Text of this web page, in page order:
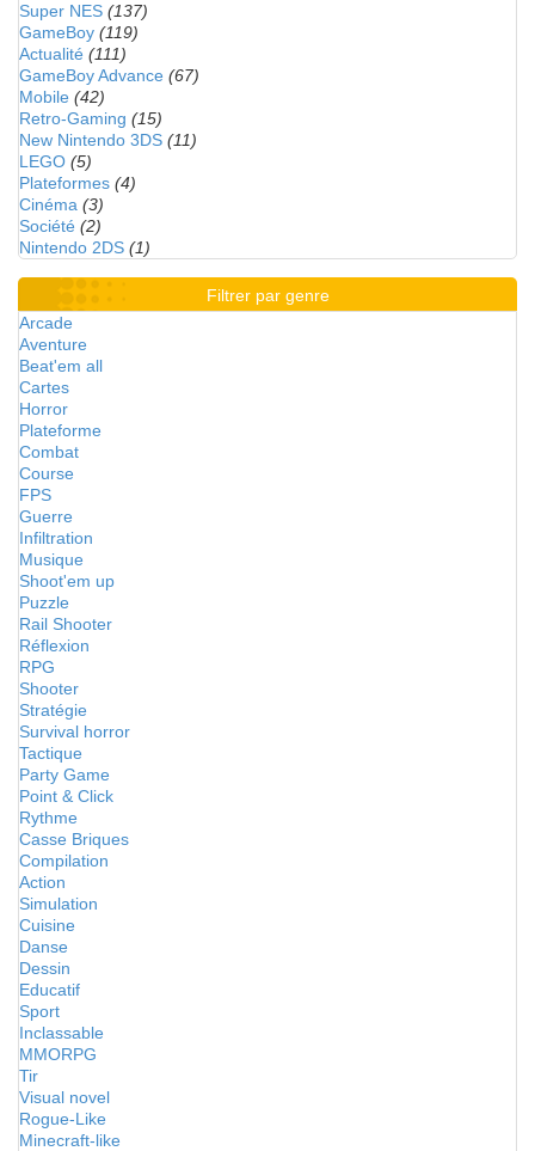
Super NES (137)
GameBoy (119)
Actualité (111)
GameBoy Advance (67)
Mobile (42)
Retro-Gaming (15)
New Nintendo 3DS (11)
LEGO (5)
Plateformes (4)
Cinéma (3)
Société (2)
Nintendo 2DS (1)
Filtrer par genre
Arcade
Aventure
Beat'em all
Cartes
Horror
Plateforme
Combat
Course
FPS
Guerre
Infiltration
Musique
Shoot'em up
Puzzle
Rail Shooter
Réflexion
RPG
Shooter
Stratégie
Survival horror
Tactique
Party Game
Point & Click
Rythme
Casse Briques
Compilation
Action
Simulation
Cuisine
Danse
Dessin
Educatif
Sport
Inclassable
MMORPG
Tir
Visual novel
Rogue-Like
Minecraft-like